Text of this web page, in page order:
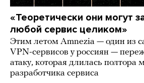
«Теоретически они могут
любой сервис целиком»
Этим летом Amnezia — один из
VPN-сервисов у россиян —
атаку, которая длилась полтора
разработчика сервиса